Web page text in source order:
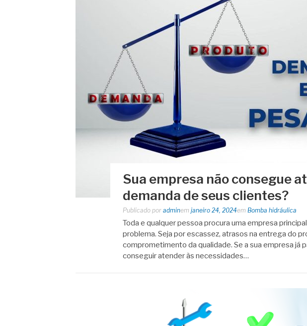
Sua empresa não consegue
demanda de seus clientes?
Publicado por adminem janeiro 24, 2024em Bomba hidráulica
Toda e qualquer pessoa procura uma empresa
problema. Seja por escassez, atrasos na entrega do
comprometimento da qualidade. Se a sua empresa já
conseguir atender às necessidades…